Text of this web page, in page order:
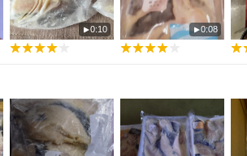
0:10 0:08